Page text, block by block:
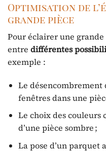
Optimisation de
grande pièce
Pour éclairer une
entre différentes
exemple :
Le désencombrement
fenêtres dans une
Le choix des couleurs
d’une pièce sombre ;
La pose d’un parquet